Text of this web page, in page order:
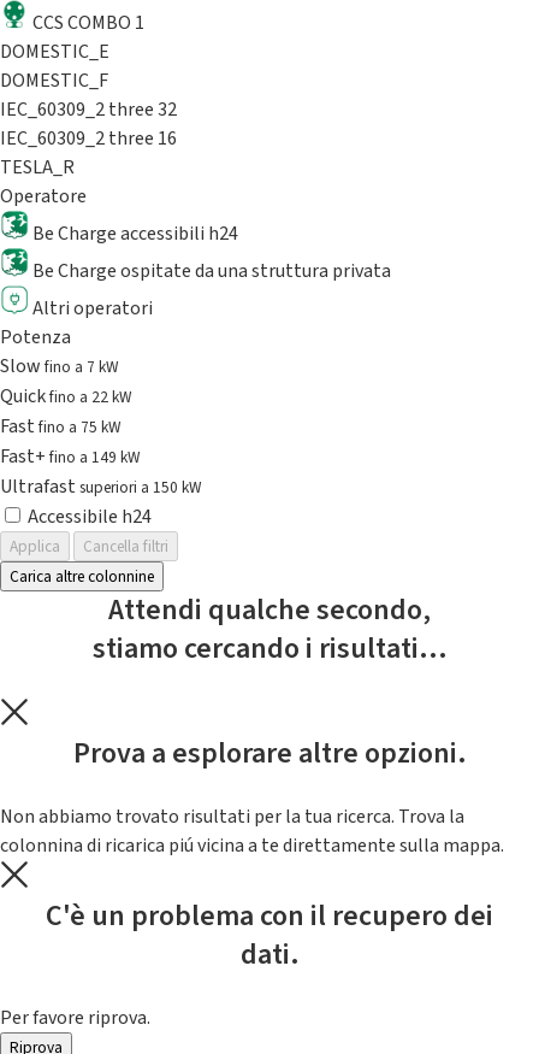
CCS COMBO 1
DOMESTIC_E
DOMESTIC_F
IEC_60309_2 three 32
IEC_60309_2 three 16
TESLA_R
Operatore
Be Charge accessibili h24
Be Charge ospitate da una struttura privata
Altri operatori
Potenza
Slowfino a 7 kW
Quickfino a 22 kW
Fastfino a 75 kW
Fast+fino a 149 kW
Ultrafast superiori a 150 kW
Accessibile h24
Applica
Cancella filtri
Carica altre colonnine
Attendi qualche secondo,
stiamo cercando i risultati...
Prova a esplorare altre opzioni.
Non abbiamo trovato risultati per la tua ricerca. Trova la
colonnina di ricarica piú vicina a te direttamente sulla mappa.
C'è un problema con il recupero dei
dati.
Per favore riprova.
Riprova